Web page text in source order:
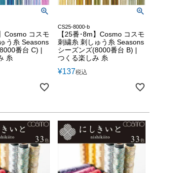
Cosmo コスモ
う糸 Seasons
番台 C) |
糸
CS25-8000-b
【25番･8m】Cosmo コスモ
刺繍糸 刺しゅう糸 Seasons
シーズンズ(8000番台 B) |
つくる楽しみ 糸
¥137税込